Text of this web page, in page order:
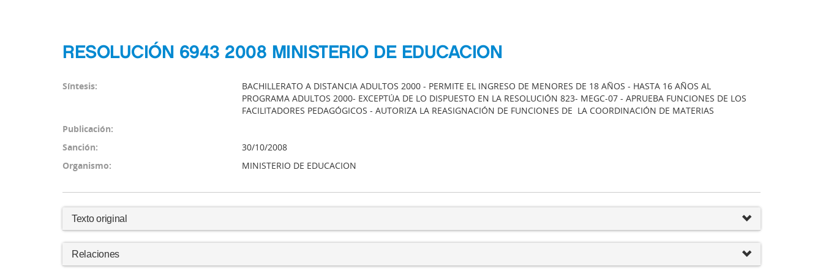
RESOLUCIÓN 6943 2008 MINISTERIO DE EDUCACION
Síntesis:
BACHILLERATO A DISTANCIA ADULTOS 2000 - PERMITE EL INGRESO DE MENORES DE 18 AÑOS - HASTA 16 AÑOS AL
PROGRAMA ADULTOS 2000- EXCEPTÚA DE LO DISPUESTO EN LA RESOLUCIÓN 823- MEGC-07 - APRUEBA FUNCIONES DE LOS
FACILITADORES PEDAGÓGICOS - AUTORIZA LA REASIGNACIÓN DE FUNCIONES DE LA COORDINACIÓN DE MATERIAS
Publicación:
Sanción:
30/10/2008
Organismo:
MINISTERIO DE EDUCACION
Texto original
Relaciones